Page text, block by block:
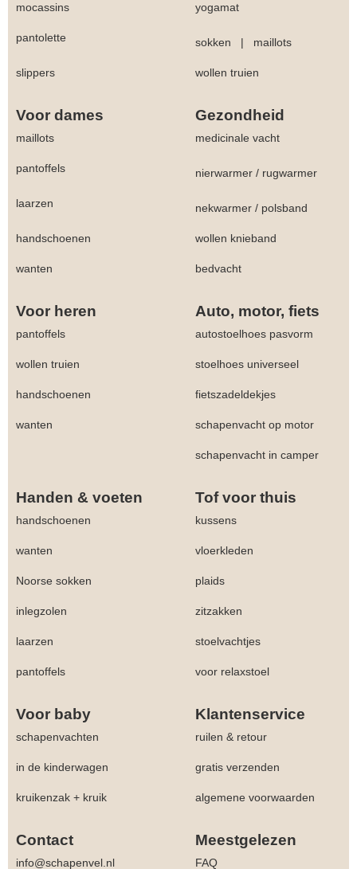
mocassins yogamat
pantolette sokken | maillots
slippers wollen truien
Voor dames Gezondheid
maillots medicinale vacht
pantoffels nierwarmer / rugwarmer
laarzen nekwarmer / polsband
handschoenen wollen knieband
wanten bedvacht
Voor heren Auto, motor, fiets
pantoffels autostoelhoes pasvorm
wollen truien stoelhoes universeel
handschoenen fietszadeldekjes
wanten schapenvacht op motor
schapenvacht in camper
Handen & voeten Tof voor thuis
handschoenen kussens
wanten vloerkleden
Noorse sokken plaids
inlegzolen zitzakken
laarzen stoelvachtjes
pantoffels voor relaxstoel
Voor baby Klantenservice
schapenvachten ruilen & retour
in de kinderwagen gratis verzenden
kruikenzak + kruik algemene voorwaarden
Contact Meestgelezen
info@schapenvel.nl FAQ